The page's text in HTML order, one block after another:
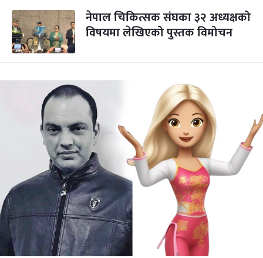
नेपाल चिकित्सक संघका ३२ अध्यक्षको
विषयमा लेखिएको पुस्तक विमोचन